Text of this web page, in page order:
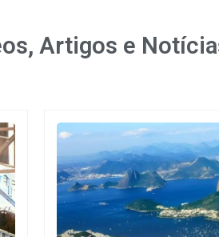
Artigos e